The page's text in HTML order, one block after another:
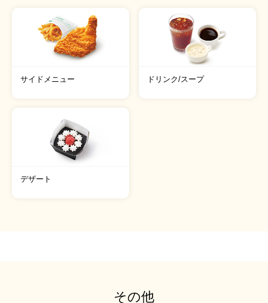
サイドメニュー ドリンク/スープ
デザート
その他